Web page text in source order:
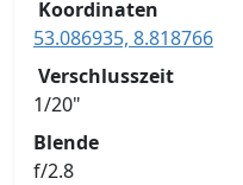
Koordinaten
53.086935, 8.818766
Verschlusszeit
1/20"
Blende
f/2.8